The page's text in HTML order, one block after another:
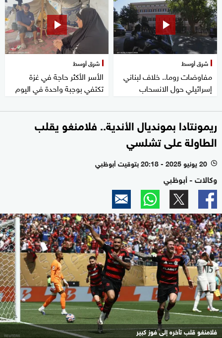
شرق أوسط
مفاوضات روما.. خلاف لبناني
إسرائيلي حول الانسحاب
شرق أوسط
الأسر الأكثر حاجة في غزة
تكتفي بوجبة واحدة في اليوم
ريمونتادا بمونديال الأندية.. فلامنغو يقلب
الطاولة على تشلسي
l 20 يونيو 2025 - 20:18 بتوقيت أبوظبي
وكالات - أبوظبي
فلامنغو قلب تأخره إلى فوز كبير